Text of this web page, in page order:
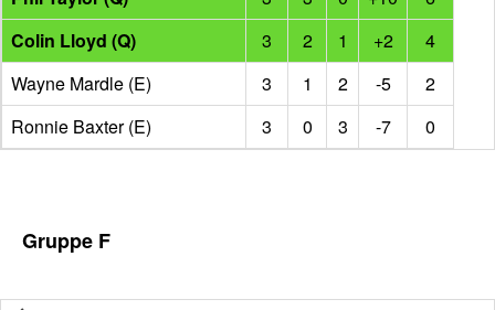
Colin Lloyd (Q)
3 2 1 +2
4
Wayne Mardle (E)
3 1 2 -5
2
Ronnie Baxter (E)
3 0 3 -7 0
Gruppe F